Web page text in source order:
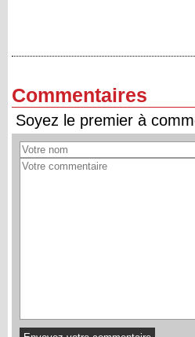
Commentaires
Soyez le premier à